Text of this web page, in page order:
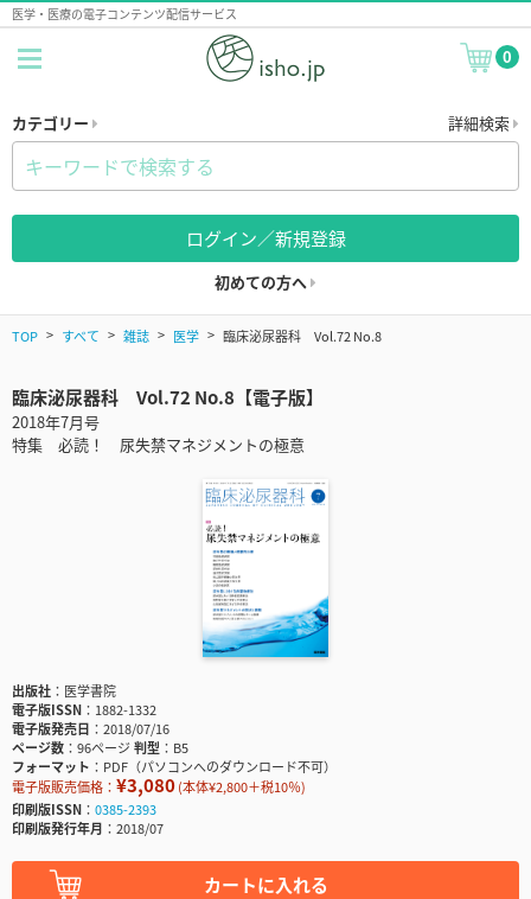
医学・医療の電子コンテンツ配信サービス
0
カテゴリー 詳細検索
ログイン／新規登録
初めての方へ
TOP すべて 雑誌 医学 臨床泌尿器科 Vol.72 No.8
臨床泌尿器科 Vol.72 No.8【電子版】
2018年7月号
特集 必読！ 尿失禁マネジメントの極意
出版社
医学書院
電子版ISSN
1882-1332
電子版発売日
2018/07/16
ページ数
96ページ判型
B5
フォーマット
PDF（パソコンへのダウンロード不可）
電子版販売価格： ¥3,080(本体¥2,800＋税10％)
印刷版ISSN
0385-2393
印刷版発行年月
2018/07
カートに入れる